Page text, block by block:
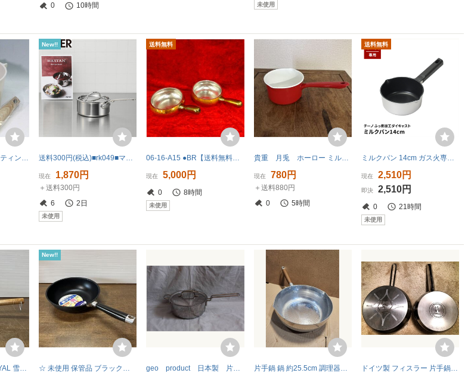
0
10時間 未使用
New!!
現在 1,870円
＋送料300円
6
2日
未使用
送料無料
現在 5,000円
0 8時間
未使用
貴重 月兎 ホーロー ミルクパン 片手鍋 レッド 赤 レトロ キッチン雑貨 最大16cm
現在 780円
＋送料880円
0
5時間
送料無料
ミルクパン 14cm ガス火専用 ふっ素加工 アルミダイキャスト 片手鍋 注ぎ口 軽い 小さめ 鍋 離乳食 お弁当 スープ 煮物 M5-MGKPJ05212
現在 2,510円
即決 2,510円
0 21時間
未使用
New!!
片手鍋 鍋 約25.5cm 調理器具 調理用器具 キッチン用品 キャンプ アウトドア ドイツ製 フィスラー 片手鍋 2個セット ステンレス 18-10 ヘンケルス ツヴィリング ゾーリンゲン cookster 16cm 14cm Germany